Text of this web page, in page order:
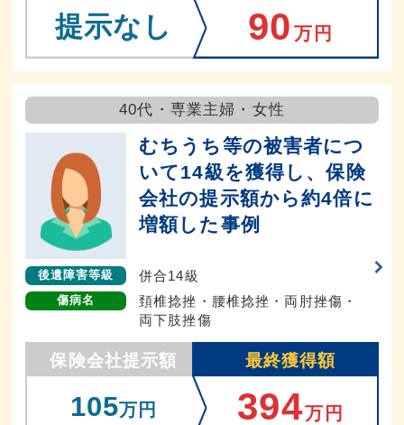
提示なし 90 万円
40代・専業主婦・女性
むちうち等の被害者につ
いて14級を獲得し、保険
会社の提示額から約4倍に
増額した事例
後遺障害等級 併合14級
傷病名
頚椎捻挫・腰椎捻挫・両肘挫傷・
両下肢挫傷
保険会社提示額 最終獲得額
105万円 394万円